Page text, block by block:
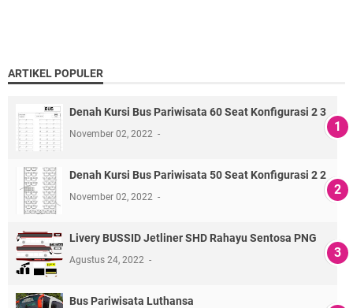
ARTIKEL POPULER
Denah Kursi Bus Pariwisata 60 Seat Konfigurasi 2 3
November 02, 2022
Denah Kursi Bus Pariwisata 50 Seat Konfigurasi 2 2
November 02, 2022
Livery BUSSID Jetliner SHD Rahayu Sentosa PNG
Agustus 24, 2022
Bus Pariwisata Luthansa